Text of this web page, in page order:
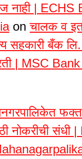
नाही |
onचालक व
सहकारी बँक
| MSC
नोकरीची संधी